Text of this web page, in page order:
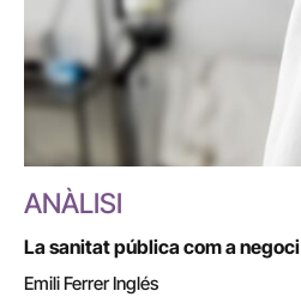
ANÀLISI
La sanitat pública com a negoci
Emili Ferrer Inglés